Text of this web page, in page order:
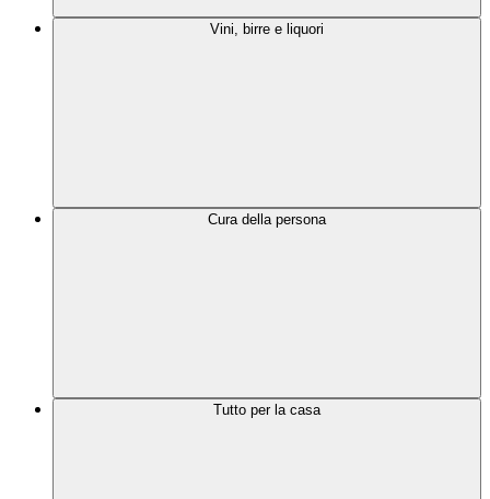
Vini, birre e liquori
Cura della persona
Tutto per la casa